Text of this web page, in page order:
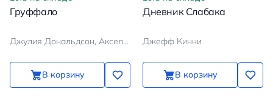
Груффало
Джулия Дональдсон, Аксель Шеффлер
В корзину
Дневник Слабака
Джефф Кинни
В корзину